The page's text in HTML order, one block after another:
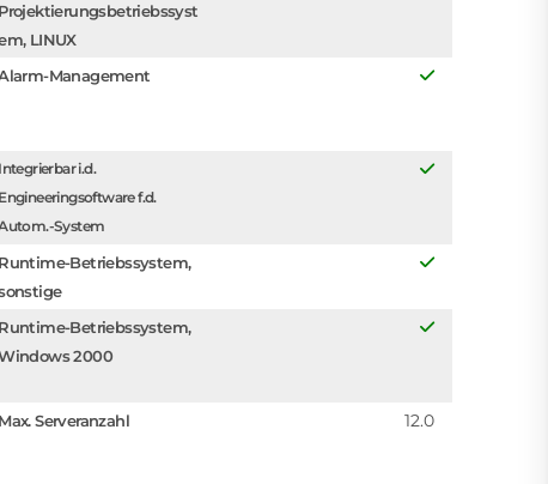
Projektierungsbetriebssyst
LINUX
Management
Integrierbar i.d.
Engineeringsoftware f.d.
System
Runtime-Betriebssystem,
Runtime-Betriebssystem,
2000
Max. Serveranzahl 12.0